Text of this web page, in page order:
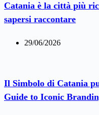
Catania è la città più
sapersi raccontare
29/06/2026
Il Simbolo di Catania
Guide to Iconic